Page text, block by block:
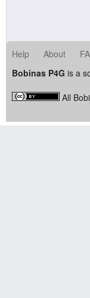
Help About
Bobinas P4G is a
All